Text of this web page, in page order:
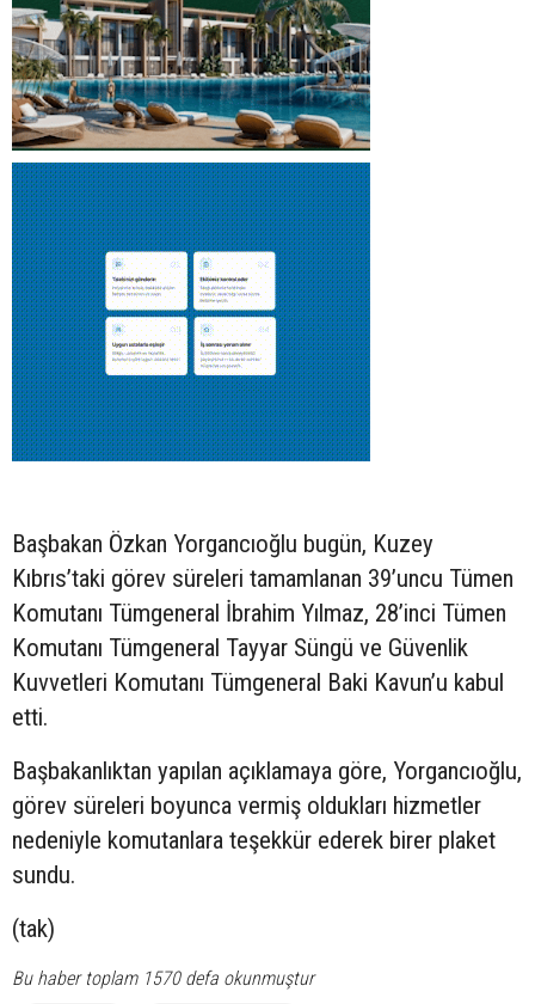
Başbakan Özkan Yorgancıoğlu bugün, Kuzey
Kıbrıs’taki görev süreleri tamamlanan 39’uncu Tümen
Komutanı Tümgeneral İbrahim Yılmaz, 28’inci Tümen
Komutanı Tümgeneral Tayyar Süngü ve Güvenlik
Kuvvetleri Komutanı Tümgeneral Baki Kavun’u kabul
etti.
Başbakanlıktan yapılan açıklamaya göre, Yorgancıoğlu,
görev süreleri boyunca vermiş oldukları hizmetler
nedeniyle komutanlara teşekkür ederek birer plaket
sundu.
(tak)
Bu haber toplam 1570 defa okunmuştur